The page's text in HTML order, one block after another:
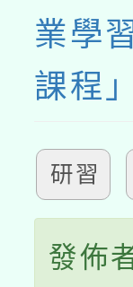
業學
課程
研習
發佈